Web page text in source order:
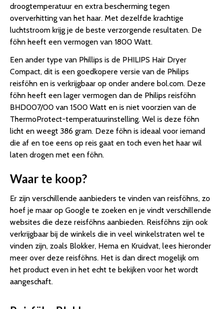
droogtemperatuur en extra bescherming tegen
oververhitting van het haar. Met dezelfde krachtige
luchtstroom krijg je de beste verzorgende resultaten. De
föhn heeft een vermogen van 1800 Watt.
Een ander type van Phillips is de PHILIPS Hair Dryer
Compact, dit is een goedkopere versie van de Philips
reisföhn en is verkrijgbaar op onder andere bol.com. Deze
föhn heeft een lager vermogen dan de Philips reisföhn
BHD007/00 van 1500 Watt en is niet voorzien van de
ThermoProtect-temperatuurinstelling. Wel is deze föhn
licht en weegt 386 gram. Deze föhn is ideaal voor iemand
die af en toe eens op reis gaat en toch even het haar wil
laten drogen met een föhn.
Waar te koop?
Er zijn verschillende aanbieders te vinden van reisföhns, zo
hoef je maar op Google te zoeken en je vindt verschillende
websites die deze reisföhns aanbieden. Reisföhns zijn ook
verkrijgbaar bij de winkels die in veel winkelstraten wel te
vinden zijn, zoals Blokker, Hema en Kruidvat, lees hieronder
meer over deze reisföhns. Het is dan direct mogelijk om
het product even in het echt te bekijken voor het wordt
aangeschaft.